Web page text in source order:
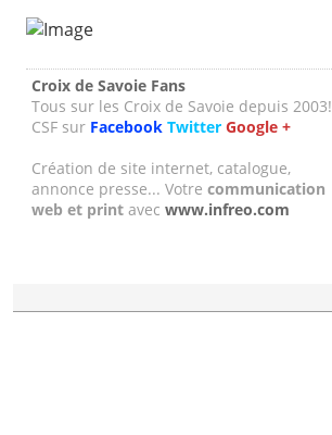
Croix de Savoie Fans
Tous sur les Croix de Savoie depuis 2003!
CSF sur Facebook Twitter Google +
Création de site internet, catalogue,
annonce presse... Votrecommunication
web et print avecwww.infreo.com